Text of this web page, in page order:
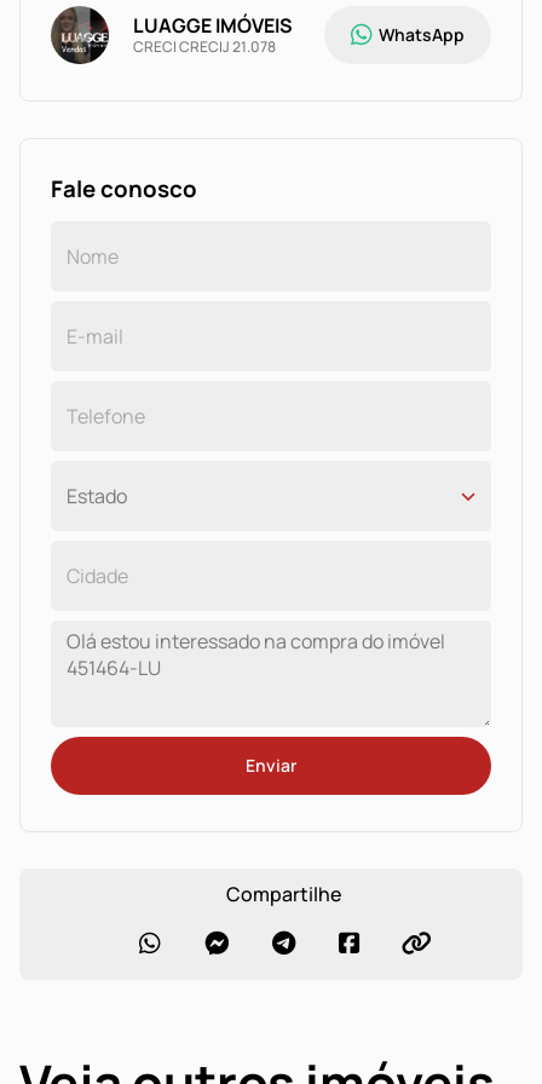
LUAGGE IMÓVEIS
CRECI CRECIJ 21.078 WhatsApp
Fale conosco
Enviar
Compartilhe